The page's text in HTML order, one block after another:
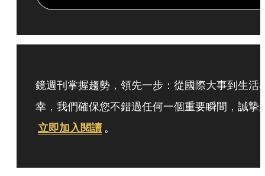
鏡週刊掌握趨勢，領先一步：從國際大事到生活
幸，我們確保您不錯過任何一個重要瞬間，誠摯
立即加入閱讀 。